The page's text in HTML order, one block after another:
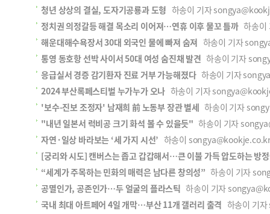
청년 상상의 결실, 도자기공룡과 도형 하송이 기자
정치권 의정갈등 해결 목소리 이어져…연휴 이후 물꼬 틀까 하송
해운대해수욕장서 30대 외국인 물에 빠져 숨져 하송이 기자
통영 동호항 선박 사이서 50대 여성 숨진채 발견 하송이 기자
응급실서 경증 감기환자 진료 거부 가능해졌다하송이 기자
2024 부산록페스티벌 누가누가 오나 하송이 기자
'보수-진보 조정자' 남재희 前 노동부 장관 별세 하송이 기자
"내년 일본서 럭비공 크기 화석 볼 수 있을듯" 하송이 기자
자연·일상 바라보는 ‘세 가지 시선’ 하송이
[궁리와 시도] 캔버스는 좁고 갑갑해서…큰 이불 가득 압도하는 방
“세계가 주목하는 민화의 매력은 남다른 창의성” 하송이 기자
공멸인가, 공존인가…두 얼굴의 플라스틱 하송이 기자
국내 최대 아트페어 4일 개막…부산 11개 갤러리 출격 하송이 기